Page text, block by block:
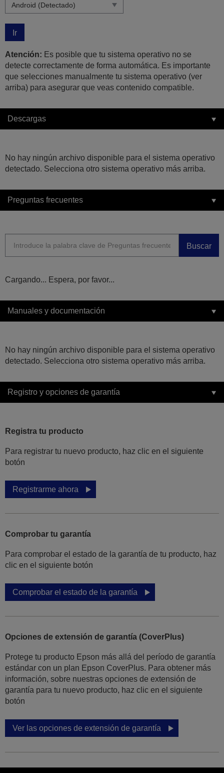
Ir
Atención: Es posible que tu sistema operativo no se
detecte correctamente de forma automática. Es importante
que selecciones manualmente tu sistema operativo (ver
arriba) para asegurar que veas contenido compatible.
Descargas
No hay ningún archivo disponible para el sistema operativo
detectado. Selecciona otro sistema operativo más arriba.
Preguntas frecuentes
Buscar
Cargando... Espera, por favor...
Manuales y documentación
No hay ningún archivo disponible para el sistema operativo
detectado. Selecciona otro sistema operativo más arriba.
Registro y opciones de garantía
Registra tu producto
Para registrar tu nuevo producto, haz clic en el siguiente
botón
Registrarme ahora
Comprobar tu garantía
Para comprobar el estado de la garantía de tu producto, haz
clic en el siguiente botón
Comprobar el estado de la garantía
Opciones de extensión de garantía (CoverPlus)
Protege tu producto Epson más allá del período de garantía
estándar con un plan Epson CoverPlus. Para obtener más
información, sobre nuestras opciones de extensión de
garantía para tu nuevo producto, haz clic en el siguiente
botón
Ver las opciones de extensión de garantía